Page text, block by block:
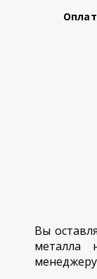
Вы
металла